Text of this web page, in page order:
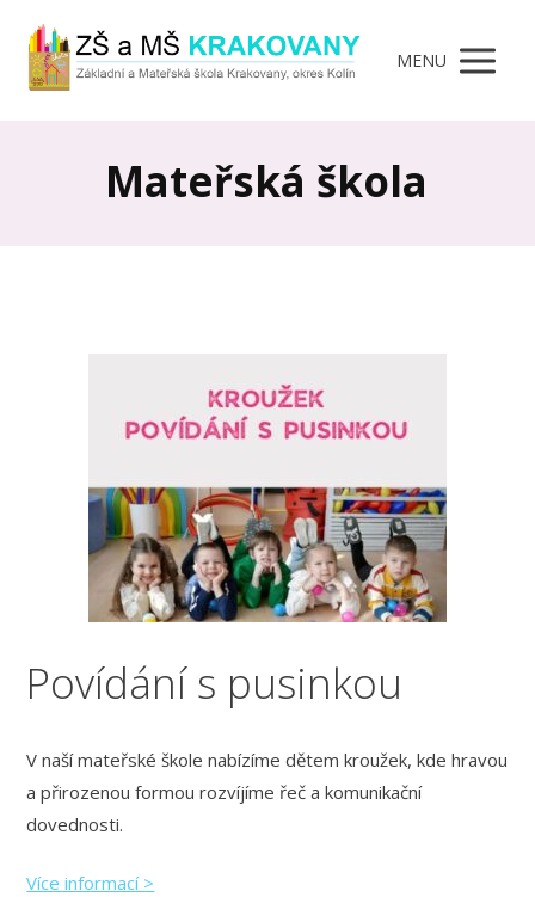
MENU
Mateřská škola
Povídání s pusinkou
V naší mateřské škole nabízíme dětem kroužek, kde hravou
a přirozenou formou rozvíjíme řeč a komunikační
dovednosti.
Více informací >